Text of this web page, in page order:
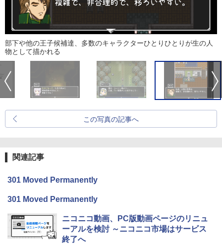
部下や他の王子候補達、多数のキャラクターひとりひとりが生の人
物として描かれる
この写真の記事へ
関連記事
301 Moved Permanently
301 Moved Permanently
ニコニコ動画、PC版動画ページのリニュ
ーアルを検討 ～ニコニコ市場はサービス
終了へ